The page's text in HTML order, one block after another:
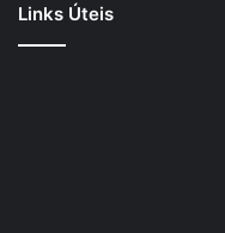
Links Úteis